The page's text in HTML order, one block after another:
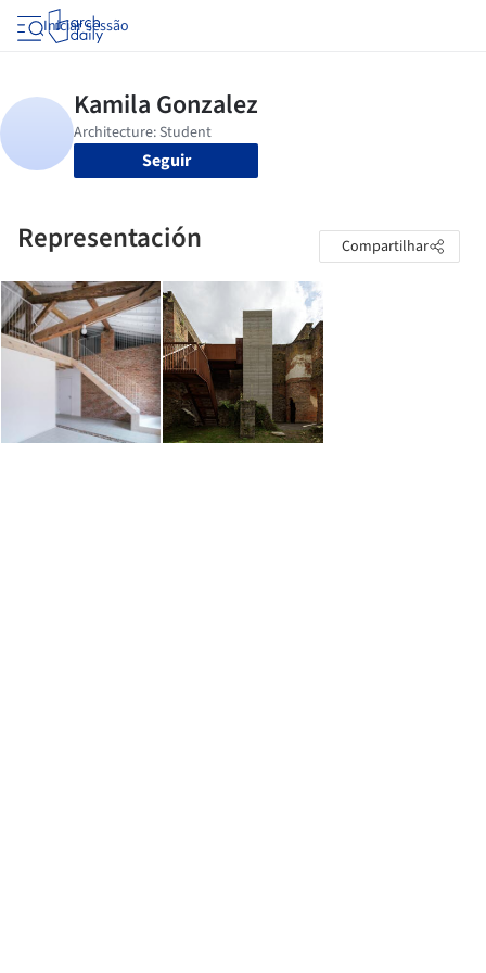
Iniciar sessão
Seguir
Representación Compartilhar